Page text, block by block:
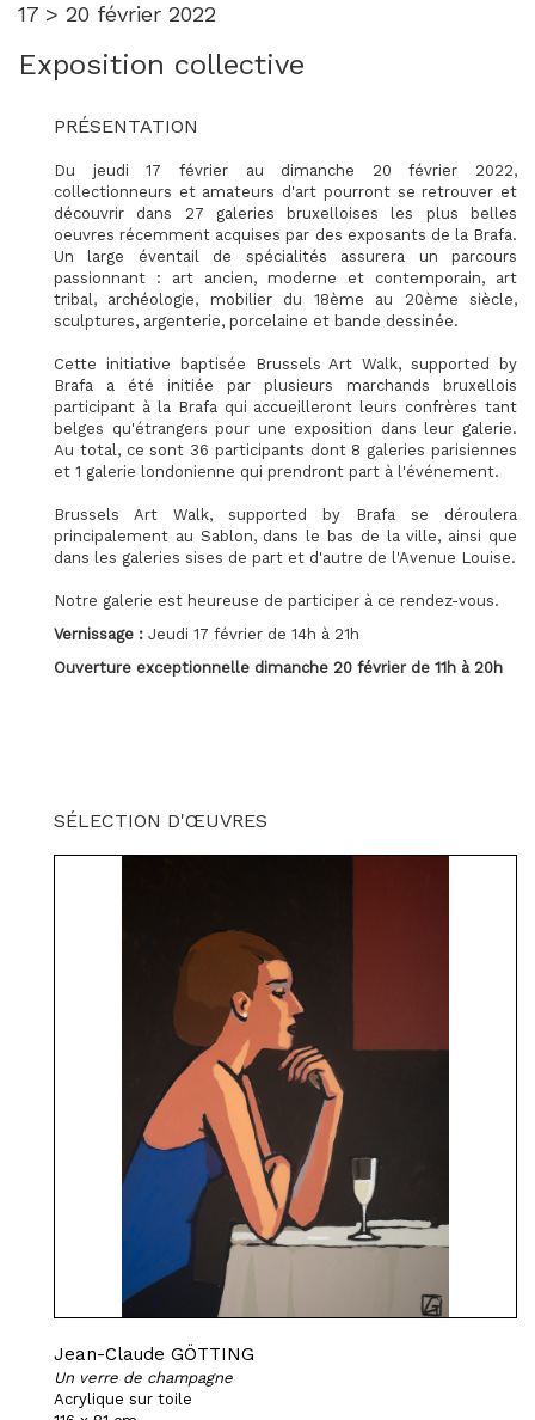
17 > 20 février 2022
Exposition collective
PRÉSENTATION
Du jeudi 17 février au dimanche 20 février 2022,
collectionneurs et amateurs d'art pourront se retrouver et
découvrir dans 27 galeries bruxelloises les plus belles
oeuvres récemment acquises par des exposants de la Brafa.
Un large éventail de spécialités assurera un parcours
passionnant : art ancien, moderne et contemporain, art
tribal, archéologie, mobilier du 18ème au 20ème siècle,
sculptures, argenterie, porcelaine et bande dessinée.
Cette initiative baptisée Brussels Art Walk, supported by
Brafa a été initiée par plusieurs marchands bruxellois
participant à la Brafa qui accueilleront leurs confrères tant
belges qu'étrangers pour une exposition dans leur galerie.
Au total, ce sont 36 participants dont 8 galeries parisiennes
et 1 galerie londonienne qui prendront part à l'événement.
Brussels Art Walk, supported by Brafa se déroulera
principalement au Sablon, dans le bas de la ville, ainsi que
dans les galeries sises de part et d'autre de l'Avenue Louise.
Notre galerie est heureuse de participer à ce rendez-vous.
Vernissage : Jeudi 17 février de 14h à 21h
Ouverture exceptionnelle dimanche 20 février de 11h à 20h
SÉLECTION D'ŒUVRES
Jean-Claude GÖTTING
Un verre de champagne
Acrylique sur toile